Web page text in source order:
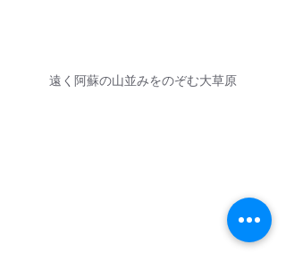
遠く阿蘇の山並みをのぞむ大草原